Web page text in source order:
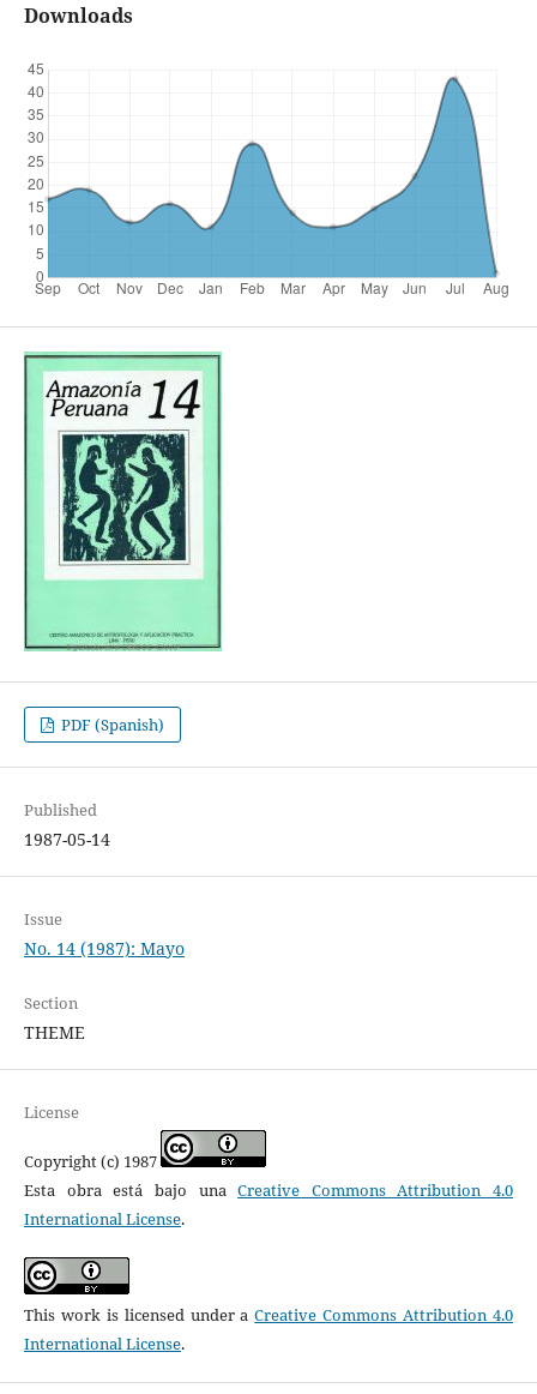
Downloads
PDF (Spanish)
Published
1987-05-14
Issue
No. 14 (1987): Mayo
Section
THEME
License
Copyright (c) 1987
Esta obra está bajo unaCreative Commons Attribution 4.0
International License.
This work is licensed under aCreative Commons Attribution 4.0
International License.